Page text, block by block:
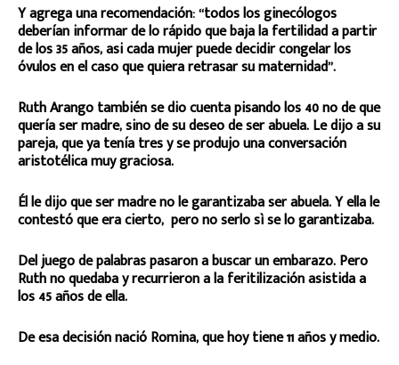
Y agrega una recomendación: “todos los ginecólogos
deberían informar de lo rápido que baja la fertilidad a partir
de los 35 años, asi cada mujer puede decidir congelar los
óvulos en el caso que quiera retrasar su maternidad”.
Ruth Arango también se dio cuenta pisando los 40 no de que
quería ser madre, sino de su deseo de ser abuela. Le dijo a su
pareja, que ya tenía tres y se produjo una conversación
aristotélica muy graciosa.
Él le dijo que ser madre no le garantizaba ser abuela. Y ella le
contestó que era cierto, pero no serlo sì se lo garantizaba.
Del juego de palabras pasaron a buscar un embarazo. Pero
Ruth no quedaba y recurrieron a la feritilización asistida a
los 45 años de ella.
De esa decisión nació Romina, que hoy tiene 11 años y medio.